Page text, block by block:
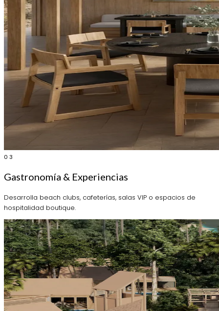
03
Gastronomía & Experiencias
Desarrolla beach clubs, cafeterías, salas VIP o espacios de
hospitalidad boutique.